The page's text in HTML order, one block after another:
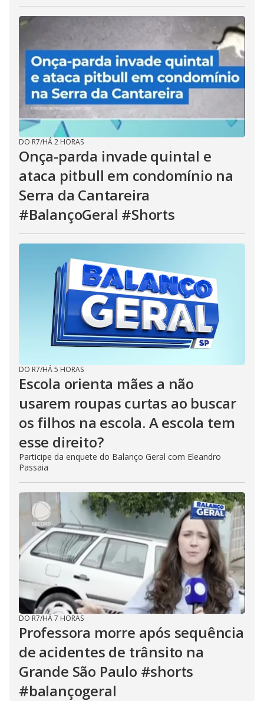
DO R7/HÁ 2 HORAS
Onça-parda invade quintal e
ataca pitbull em condomínio na
Serra da Cantareira
#BalançoGeral #Shorts
DO R7/HÁ 5 HORAS
Escola orienta mães a não
usarem roupas curtas ao buscar
os filhos na escola. A escola tem
esse direito?
Participe da enquete do Balanço Geral com Eleandro
Passaia
DO R7/HÁ 7 HORAS
Professora morre após sequência
de acidentes de trânsito na
Grande São Paulo #shorts
#balançogeral